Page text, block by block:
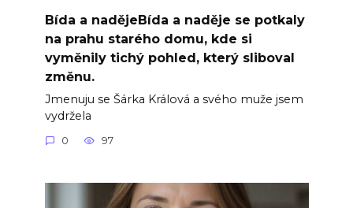
Bída a nadějeBída a naděje se potkaly
na prahu starého domu, kde si
vyměnily tichý pohled, který sliboval
změnu.
Jmenuju se Šárka Králová a svého muže jsem
vydržela
0 97